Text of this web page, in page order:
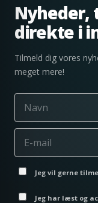
Nyheder,
direkte i
Tilmeld dig vores
meget mere!
Jeg vil gerne
Jeg har læst og